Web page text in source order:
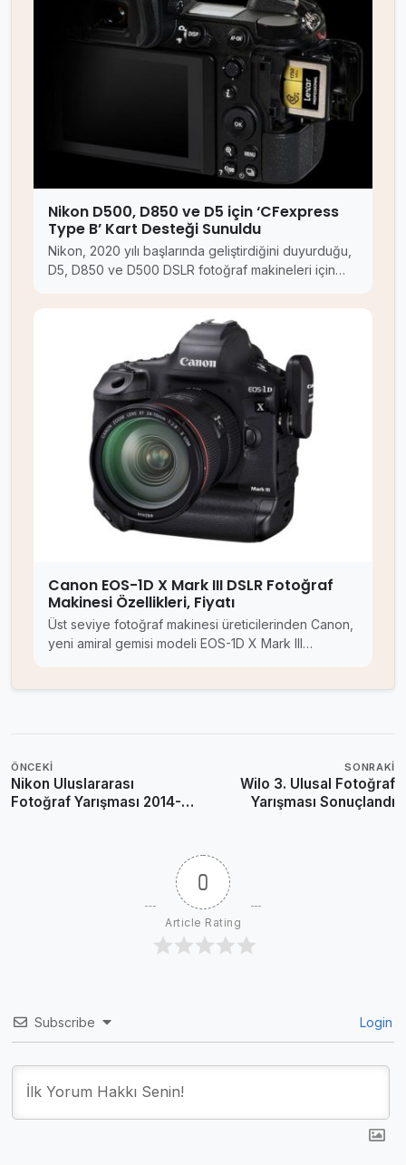
Nikon D500, D850 ve D5 için ‘CFexpress
Type B’ Kart Desteği Sunuldu
Nikon, 2020 yılı başlarında geliştirdiğini duyurduğu,
D5, D850 ve D500 DSLR fotoğraf makineleri için…
Canon EOS-1D X Mark III DSLR Fotoğraf
Makinesi Özellikleri, Fiyatı
Üst seviye fotoğraf makinesi üreticilerinden Canon,
yeni amiral gemisi modeli EOS-1D X Mark III…
ÖNCEKI
Nikon Uluslararası
Fotoğraf Yarışması 2014-
SONRAKI
Wilo 3. Ulusal Fotoğraf
Yarışması Sonuçlandı
0
Article Rating
Subscribe Login